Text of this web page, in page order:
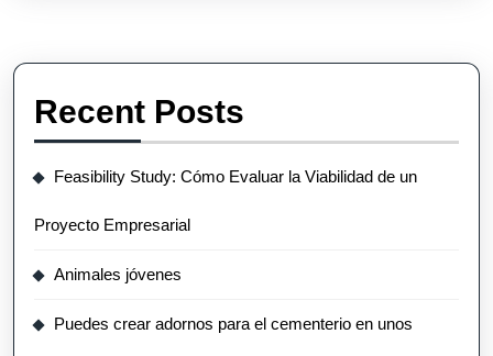
Recent Posts
Feasibility Study: Cómo Evaluar la Viabilidad de un
Proyecto Empresarial
Animales jóvenes
Puedes crear adornos para el cementerio en unos